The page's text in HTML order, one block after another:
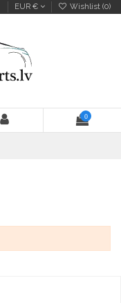
EUR € Wishlist (0)
0